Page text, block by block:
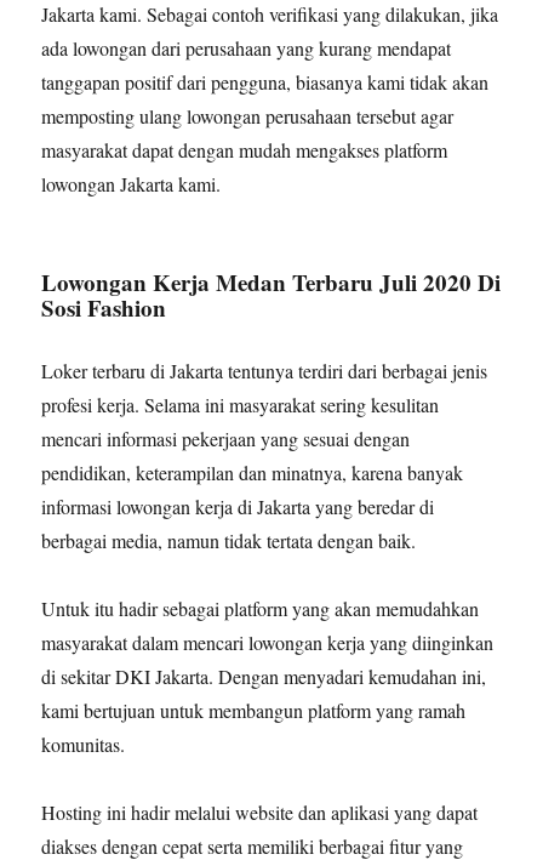
Jakarta kami. Sebagai contoh verifikasi yang dilakukan, jika
ada lowongan dari perusahaan yang kurang mendapat
tanggapan positif dari pengguna, biasanya kami tidak akan
memposting ulang lowongan perusahaan tersebut agar
masyarakat dapat dengan mudah mengakses platform
lowongan Jakarta kami.
Lowongan Kerja Medan Terbaru Juli 2020 Di
Sosi Fashion
Loker terbaru di Jakarta tentunya terdiri dari berbagai jenis
profesi kerja. Selama ini masyarakat sering kesulitan
mencari informasi pekerjaan yang sesuai dengan
pendidikan, keterampilan dan minatnya, karena banyak
informasi lowongan kerja di Jakarta yang beredar di
berbagai media, namun tidak tertata dengan baik.
Untuk itu hadir sebagai platform yang akan memudahkan
masyarakat dalam mencari lowongan kerja yang diinginkan
di sekitar DKI Jakarta. Dengan menyadari kemudahan ini,
kami bertujuan untuk membangun platform yang ramah
komunitas.
Hosting ini hadir melalui website dan aplikasi yang dapat
diakses dengan cepat serta memiliki berbagai fitur yang